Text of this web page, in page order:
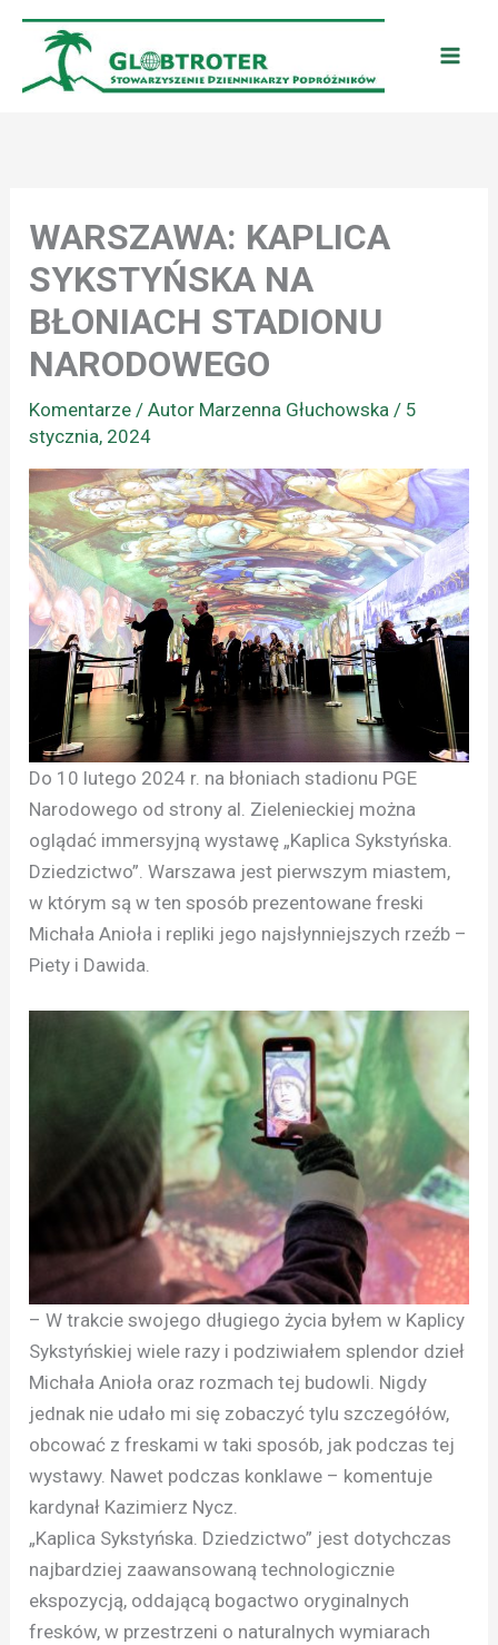
Przejdź
treści
WARSZAWA: KAPLICA
SYKSTYŃSKA NA
BŁONIACH STADIONU
NARODOWEGO
Komentarze / Autor Marzenna Głuchowska/ 5
stycznia, 2024
Do 10 lutego 2024 r. na błoniach stadionu PGE
Narodowego od strony al. Zielenieckiej można
oglądać immersyjną wystawę „Kaplica Sykstyńska.
Dziedzictwo”. Warszawa jest pierwszym miastem,
w którym są w ten sposób prezentowane freski
Michała Anioła i repliki jego najsłynniejszych rzeźb –
Piety i Dawida.
– W trakcie swojego długiego życia byłem w Kaplicy
Sykstyńskiej wiele razy i podziwiałem splendor dzieł
Michała Anioła oraz rozmach tej budowli. Nigdy
jednak nie udało mi się zobaczyć tylu szczegółów,
obcować z freskami w taki sposób, jak podczas tej
wystawy. Nawet podczas konklawe – komentuje
kardynał Kazimierz Nycz.
„Kaplica Sykstyńska. Dziedzictwo” jest dotychczas
najbardziej zaawansowaną technologicznie
ekspozycją, oddającą bogactwo oryginalnych
fresków, w przestrzeni o naturalnych wymiarach